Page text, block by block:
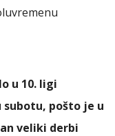
u 10. ligi
pošto je u
veliki derbi